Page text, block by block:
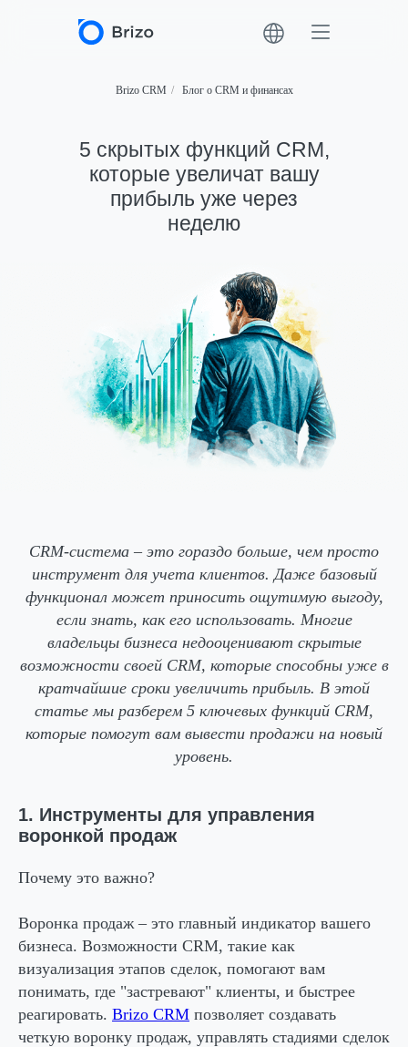
Brizo CRM / Блог о CRM и финансах
5 скрытых функций CRM,
которые увеличат вашу
прибыль уже через
неделю
CRM-система – это гораздо больше, чем просто
инструмент для учета клиентов. Даже базовый
функционал может приносить ощутимую выгоду,
если знать, как его использовать. Многие
владельцы бизнеса недооценивают скрытые
возможности своей CRM, которые способны уже в
кратчайшие сроки увеличить прибыль. В этой
статье мы разберем 5 ключевых функций CRM,
которые помогут вам вывести продажи на новый
уровень.
1. Инструменты для управления
воронкой продаж
Почему это важно?
Воронка продаж – это главный индикатор вашего
бизнеса. Возможности CRM, такие как
визуализация этапов сделок, помогают вам
понимать, где "застревают" клиенты, и быстрее
реагировать. Brizo CRM позволяет создавать
четкую воронку продаж, управлять стадиями сделок